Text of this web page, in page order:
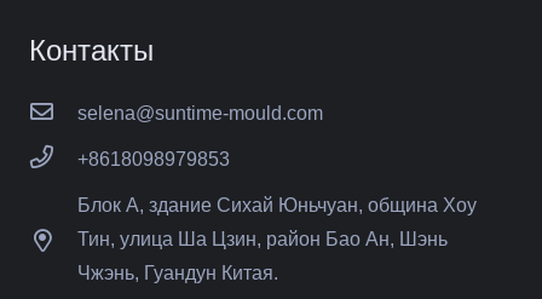
Контакты
selena@suntime-mould.com
+8618098979853
Блок А, здание Сихай Юньчуан, община Хоу
Тин, улица Ша Цзин, район Бао Ан, Шэнь
Чжэнь, Гуандун Китая.